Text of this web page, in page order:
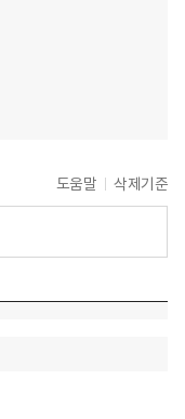
도움말 삭제기준